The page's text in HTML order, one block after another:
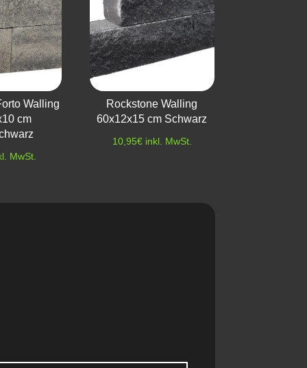
Walling
cm
MwSt.
Rockstone Walling
60x12x15 cm Schwarz
10,95€ inkl. MwSt.